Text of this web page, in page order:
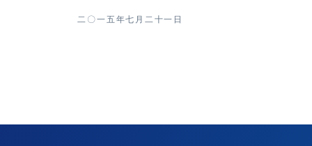
二 〇一五 年七月二十一日